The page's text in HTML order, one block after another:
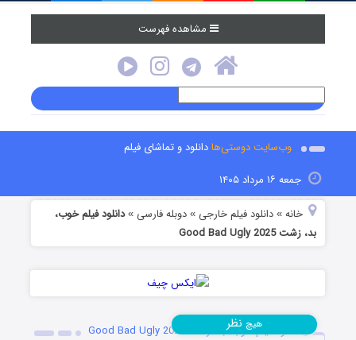
مشاهده فهرست
وب‌سایت دوستی‌هادانلود و تماشای فیلم
جمعه ۱۶ مرداد ۱۴۰۵
خانه »دانلود فیلم خارجی »دوبله فارسی »دانلود فیلم خوب،
بد، زشت Good Bad Ugly 2025
دانلود فیلم خوب، بد، زشت Good Bad Ugly 2025
هیچ نظر